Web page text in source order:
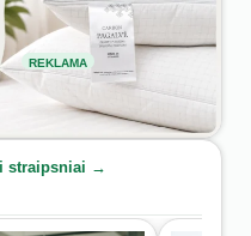
REKLAMA
straipsniai →